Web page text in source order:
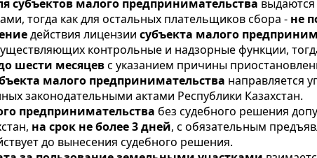
субъектов малого предпринимательства выдаются
тогда как для остальных плательщиков сбора - не
действия лицензии субъекта малого
контрольные и надзорные функции,
шести месяцевс указанием причины
малого предпринимательства направляется
законодательными актами Республики Казахстан.
предпринимательства без судебного решения
на срок не более 3 дней, с обязательным
до вынесения судебного решения.